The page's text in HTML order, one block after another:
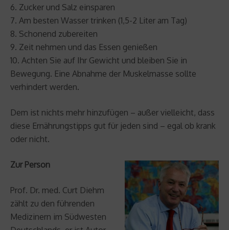
6. Zucker und Salz einsparen
7. Am besten Wasser trinken (1,5-2 Liter am Tag)
8. Schonend zubereiten
9. Zeit nehmen und das Essen genießen
10. Achten Sie auf Ihr Gewicht und bleiben Sie in
Bewegung. Eine Abnahme der Muskelmasse sollte
verhindert werden.
Dem ist nichts mehr hinzufügen – außer vielleicht, dass
diese Ernährungstipps gut für jeden sind – egal ob krank
oder nicht.
Zur Person
Prof. Dr. med. Curt Diehm
zählt zu den führenden
Medizinern im Südwesten